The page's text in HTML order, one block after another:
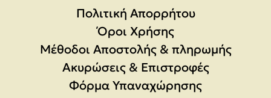
Πολιτική Απορρήτου
Όροι Χρήσης
Μέθοδοι Αποστολής & πληρωμής
Ακυρώσεις & Επιστροφές
Φόρμα Υπαναχώρησης